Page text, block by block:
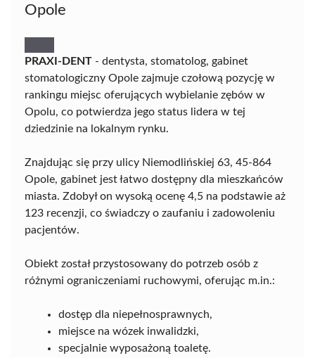
Opole
PRAXI-DENT - dentysta, stomatolog, gabinet
stomatologiczny Opole zajmuje czołową pozycję w
rankingu miejsc oferujących wybielanie zębów w
Opolu, co potwierdza jego status lidera w tej
dziedzinie na lokalnym rynku.
Znajdując się przy ulicy Niemodlińskiej 63, 45-864
Opole, gabinet jest łatwo dostępny dla mieszkańców
miasta. Zdobył on wysoką ocenę 4,5 na podstawie aż
123 recenzji, co świadczy o zaufaniu i zadowoleniu
pacjentów.
Obiekt został przystosowany do potrzeb osób z
różnymi ograniczeniami ruchowymi, oferując m.in.:
dostęp dla niepełnosprawnych,
miejsce na wózek inwalidzki,
specjalnie wyposażoną toaletę.